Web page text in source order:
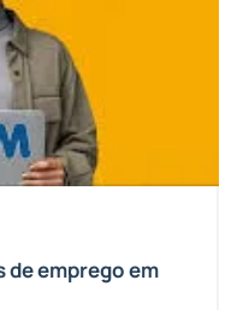
de emprego em